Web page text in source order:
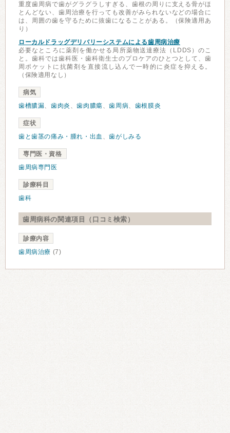
重度歯周病で歯がグラグラしすぎる、歯根の周りに支える骨がほ
とんどない、歯周治療を行っても改善がみられないなどの場合に
は、周囲の歯を守るために抜歯になることがある。（保険適用あ
り）
ローカルドラッグデリバリーシステムによる歯周病治療
必要なところに薬剤を働かせる局所薬物送達療法（LDDS）のこ
と。歯科では歯科医・歯科衛生士のプロケアのひとつとして、歯
周ポケットに抗菌剤を直接流し込んで一時的に炎症を抑える。
（保険適用なし）
病気
歯槽膿漏、歯肉炎 、歯肉膿瘍、歯周病、 歯根膜炎
症状
歯と歯茎の痛み・腫れ・出血 、歯がしみる
専門医・資格
歯周病専門医
診療科目
歯科
歯周病科の関連項目（口コミ検索）
診療内容
歯周病治療 (7)